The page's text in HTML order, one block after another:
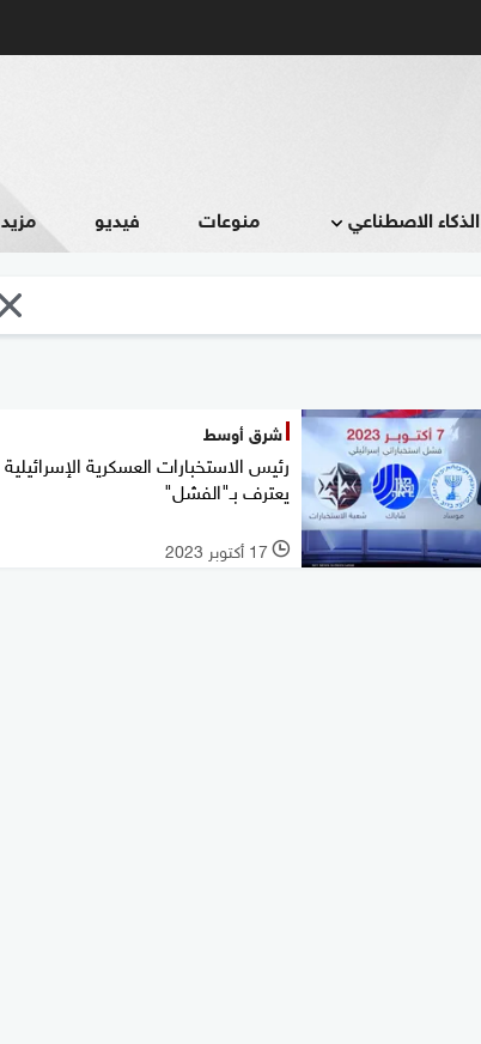
الذكاء الاصطناعي منوعات فيديو مزيد
شرق أوسط
رئيس الاستخبارات العسكرية الإسرائيلية
يعترف بـ"الفشل"
l 17 أكتوبر 2023